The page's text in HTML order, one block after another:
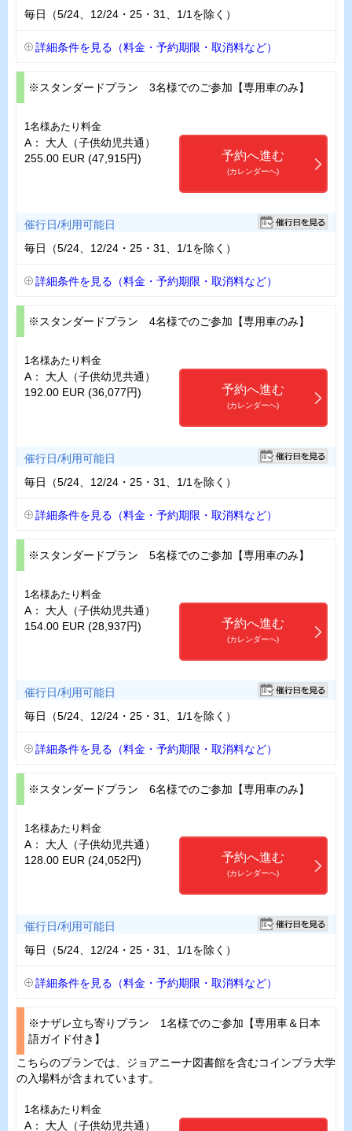
毎日（5/24、12/24・25・31、1/1を除く）
詳細条件を見る（料金・予約期限・取消料など）
※スタンダードプラン 3名様でのご参加【専用車のみ】
1名様あたり料金
A： 大人（子供幼児共通）
255.00 EUR (47,915円)
予約へ進む
(カレンダーへ)
催行日/利用可能日
毎日（5/24、12/24・25・31、1/1を除く）
詳細条件を見る（料金・予約期限・取消料など）
※スタンダードプラン 4名様でのご参加【専用車のみ】
1名様あたり料金
A： 大人（子供幼児共通）
192.00 EUR (36,077円)
予約へ進む
(カレンダーへ)
催行日/利用可能日
毎日（5/24、12/24・25・31、1/1を除く）
詳細条件を見る（料金・予約期限・取消料など）
※スタンダードプラン 5名様でのご参加【専用車のみ】
1名様あたり料金
A： 大人（子供幼児共通）
154.00 EUR (28,937円)
予約へ進む
(カレンダーへ)
催行日/利用可能日
毎日（5/24、12/24・25・31、1/1を除く）
詳細条件を見る（料金・予約期限・取消料など）
※スタンダードプラン 6名様でのご参加【専用車のみ】
1名様あたり料金
A： 大人（子供幼児共通）
128.00 EUR (24,052円)
予約へ進む
(カレンダーへ)
催行日/利用可能日
毎日（5/24、12/24・25・31、1/1を除く）
詳細条件を見る（料金・予約期限・取消料など）
※ナザレ立ち寄りプラン 1名様でのご参加【専用車＆日本
語ガイド付き】
こちらのプランでは、ジョアニーナ図書館を含むコインブラ大学
の入場料が含まれています。
1名様あたり料金
A： 大人（子供幼児共通）